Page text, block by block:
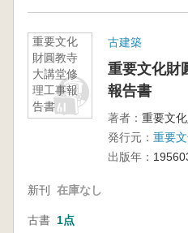
重要文化
財圓教寺
大講堂修
理工事報
告書
古建築
重要文化財
報告書
著者：
発行元：
出版年：
新刊 在庫なし
古書 1点